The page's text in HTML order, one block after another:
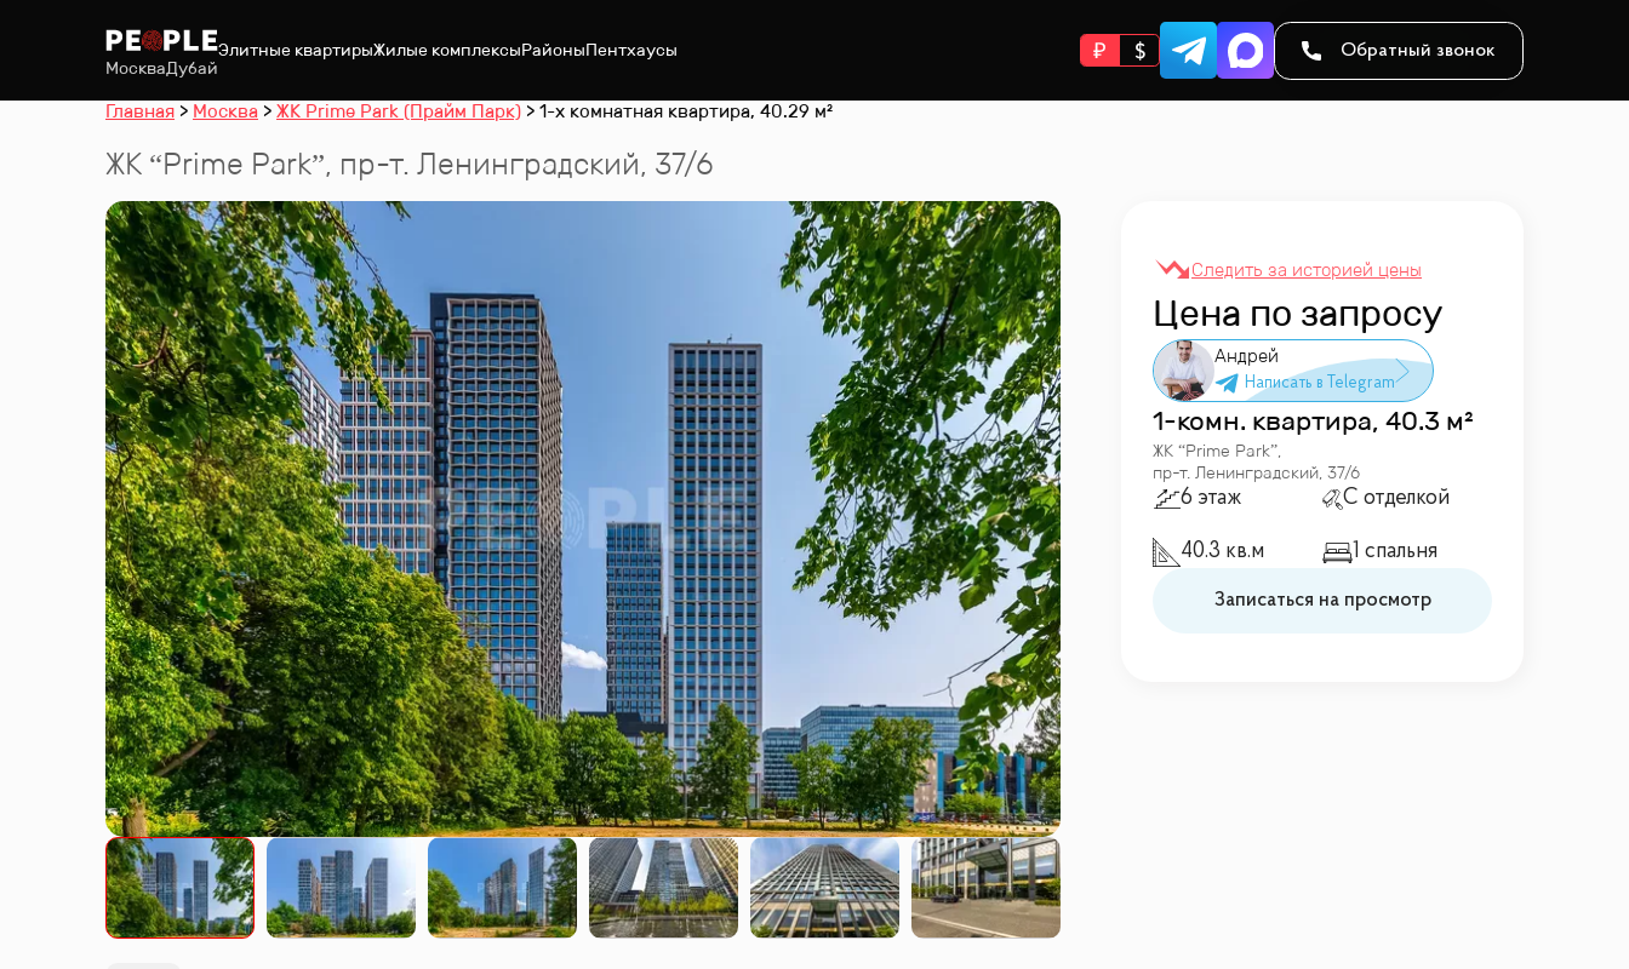
МоскваДубай
Элитные квартирыЖилые комплексыРайоныПентхаусы Обратный звонок
Главная Москва ЖК Prime Park (Прайм Парк) 1-х комнатная квартира, 40.29 м²
ЖК “Prime Park”, пр-т. Ленинградский, 37/6
Цена по запросу
Андрей
1-комн. квартира, 40.3 м²
ЖК “Prime Park”,
пр-т. Ленинградский, 37/6
6 этаж С отделкой
40.3 кв.м 1 спальня
Записаться на просмотр